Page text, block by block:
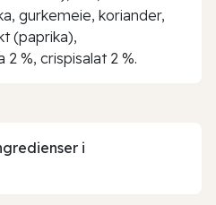
gurkemeie, koriander,
(paprika),
%, crispisalat 2 %.
i